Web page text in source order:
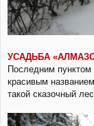
УСАДЬБА
Последним пунктом
красивым
такой сказочный лес.